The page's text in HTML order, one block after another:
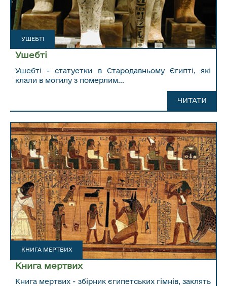
УШЕБТІ
Ушебті
Ушебті - статуетки в Стародавньому Єгипті, які
клали в могилу з померлим...
ЧИТАТИ
ЧИТАТИ ДАЛІ...
КНИГА МЕРТВИХ
Книга мертвих
Книга мертвих - збірник єгипетських гімнів, заклять